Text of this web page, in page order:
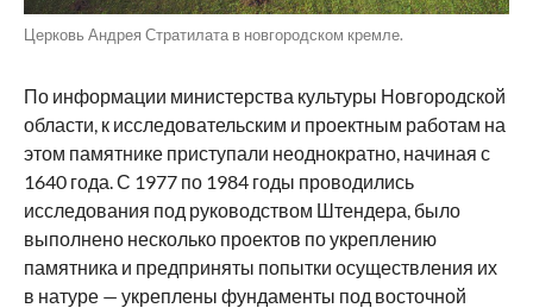
Церковь Андрея Стратилата в новгородском кремле.
По информации министерства культуры Новгородской
области, к исследовательским и проектным работам на
этом памятнике приступали неоднократно, начиная с
1640 года. С 1977 по 1984 годы проводились
исследования под руководством Штендера, было
выполнено несколько проектов по укреплению
памятника и предприняты попытки осуществления их
в натуре — укреплены фундаменты под восточной